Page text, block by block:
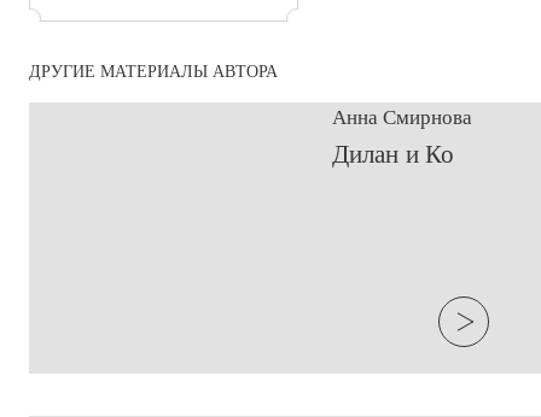
ДРУГИЕ МАТЕРИАЛЫ АВТОРА
Анна Смирнова
​Дилан и Ко